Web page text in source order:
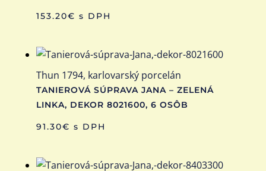
153.20€ s DPH
Thun 1794, karlovarský porcelán
TANIEROVÁ SÚPRAVA JANA – ZELENÁ
LINKA, DEKOR 8021600, 6 OSÔB
91.30€ s DPH